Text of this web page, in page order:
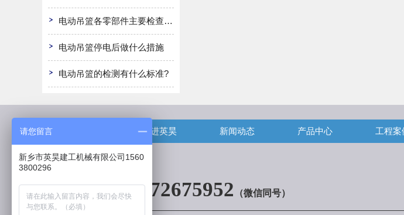
电动吊篮各零部件主要检查哪些?
电动吊篮停电后做什么措施
电动吊篮的检测有什么标准?
走进英昊 新闻动态 产品中心 工程案
13072675952 （微信同号）
请您留言
新乡市英昊建工机械有限公司1560
3800296